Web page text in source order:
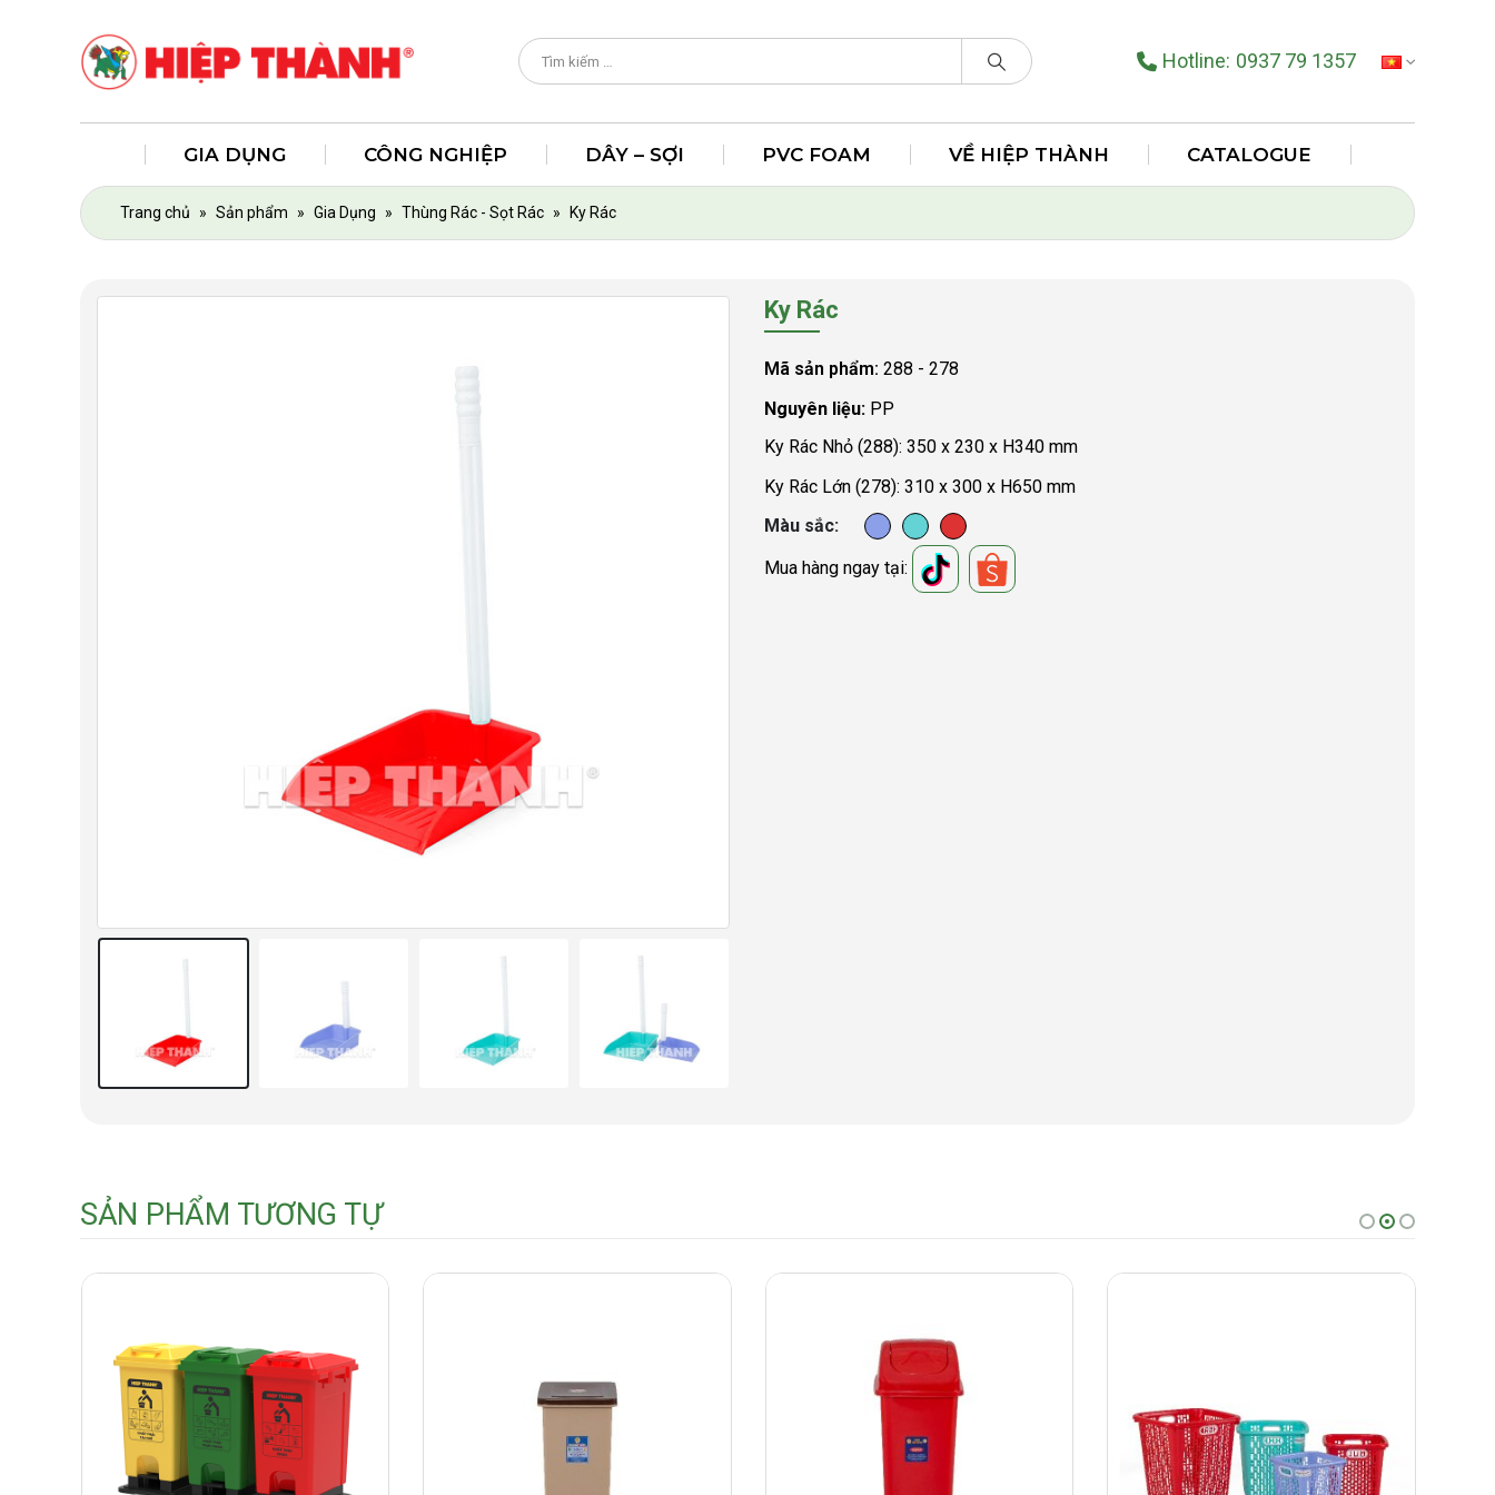
Hotline: 0937 79 1357
GIA DỤNG CÔNG NGHIỆP DÂY – SỢI PVC FOAM VỀ HIỆP THÀNH CATALOGUE
Trang chủ » Sản phẩm » Gia Dụng » Thùng Rác - Sọt Rác » Ky Rác
Ky Rác
Mã sản phẩm: 288 - 278
Nguyên liệu: PP
Ky Rác Nhỏ (288): 350 x 230 x H340 mm
Ky Rác Lớn (278): 310 x 300 x H650 mm
Màu sắc
Mua hàng ngay tại:
SẢN PHẨM TƯƠNG TỰ